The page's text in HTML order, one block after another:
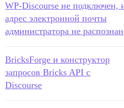
WP-Discourse не подключен,
адрес электронной почты
администратора не распознан
BricksForge и конструктор
запросов Bricks API с
Discourse